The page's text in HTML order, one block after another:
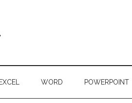
EXCEL WORD POWERPOINT